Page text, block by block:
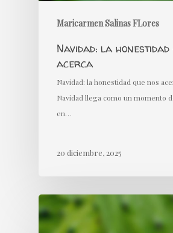
Maricarmen Salinas FLores
Navidad: la honestidad
acerca
Navidad: la honestidad que nos
Navidad llega como un momento
en…
20 diciembre, 2025